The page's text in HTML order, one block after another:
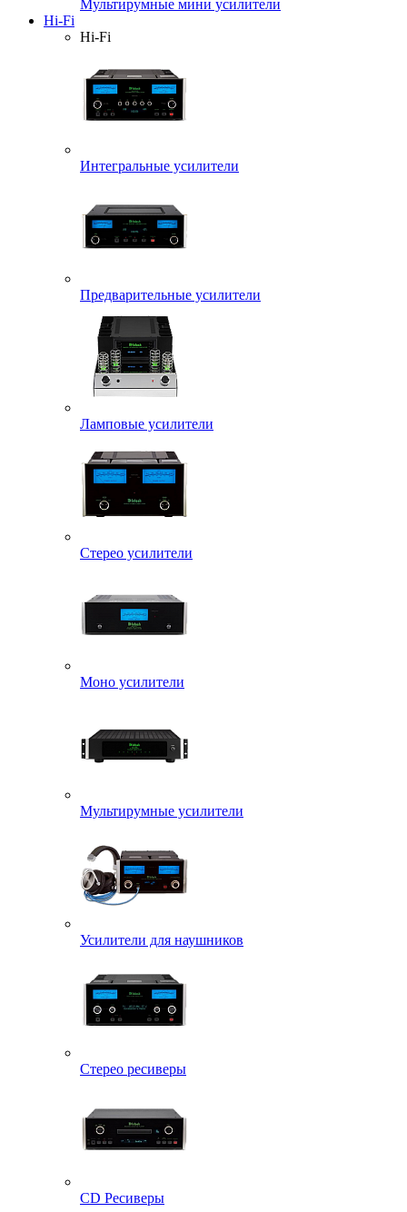
Мультирумные мини усилители
Hi-Fi
Hi-Fi
Интегральные усилители
Предварительные усилители
Ламповые усилители
Стерео усилители
Моно усилители
Мультирумные усилители
Усилители для наушников
Стерео ресиверы
CD Ресиверы